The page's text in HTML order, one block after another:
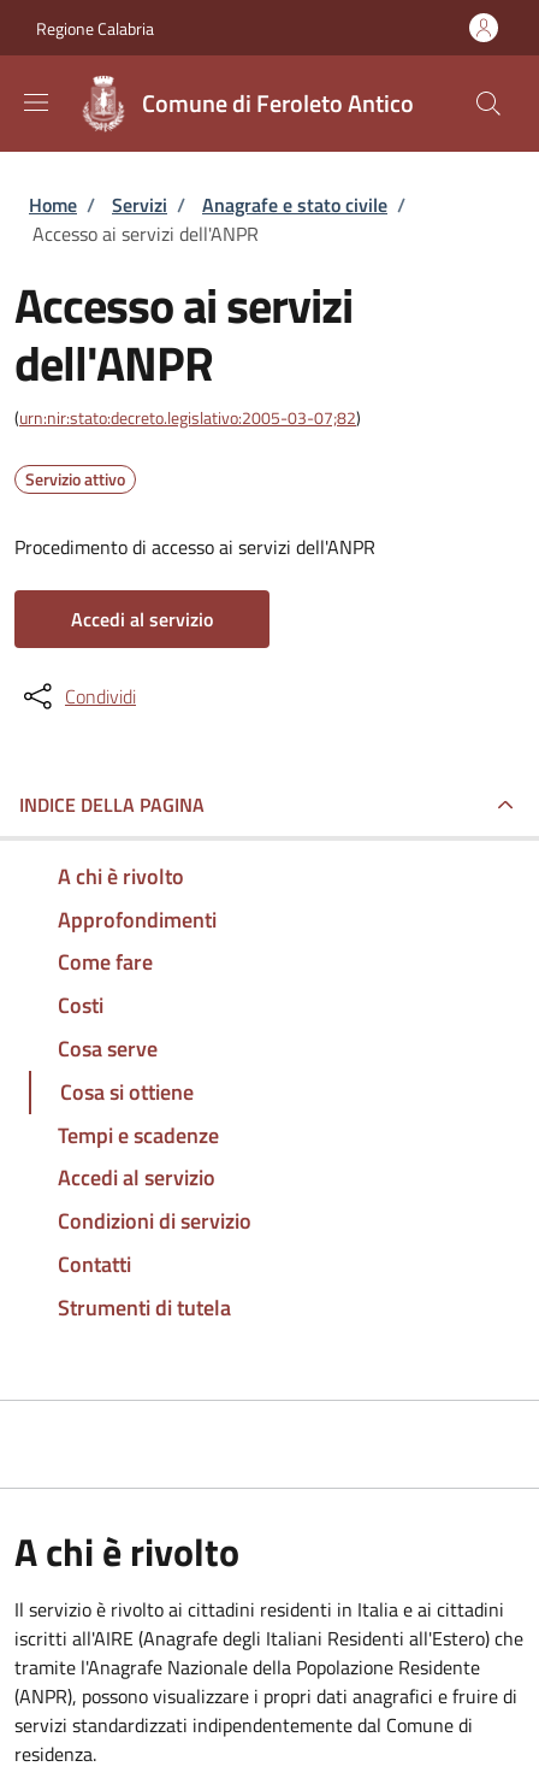
Regione Calabria
Comune di Feroleto Antico
Briciole di pane
Home / Servizi / Anagrafe e stato civile /
Accesso ai servizi dell'ANPR
Accesso ai servizi
dell'ANPR
(urn:nir:stato:decreto.legislativo:2005-03-07;82)
Servizio attivo
Procedimento di accesso ai servizi dell'ANPR
Accedi al servizio
Condividi
INDICE DELLA PAGINA
A chi è rivolto
Approfondimenti
Come fare
Costi
Cosa serve
Cosa si ottiene
Tempi e scadenze
Accedi al servizio
Condizioni di servizio
Contatti
Strumenti di tutela
A chi è rivolto
Il servizio è rivolto ai cittadini residenti in Italia e ai cittadini
iscritti all'AIRE (Anagrafe degli Italiani Residenti all'Estero) che
tramite l'Anagrafe Nazionale della Popolazione Residente
(ANPR), possono visualizzare i propri dati anagrafici e fruire di
servizi standardizzati indipendentemente dal Comune di
residenza.